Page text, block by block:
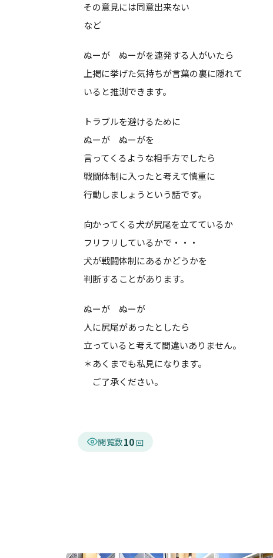
その意見には同意出来ない
など
ぬーが ぬーがを連発する人がいたら
上掲に挙げた気持ちが言葉の裏に隠れて
いると推測できます。
トラブルを避けるために
ぬーが ぬーがを
言ってくるような相手方でしたら
戦闘体制に入ったと考えて慎重に
行動しましょうという話です。
向かってくる犬が尻尾を立てているか
フリフリしているかで・・・
犬が戦闘体制にあるかどうかを
判断することがあります。
ぬーが ぬーが
人に尻尾があったとしたら
立っていると考えて間違いありません。
＊あくまでも私見になります。
ご了承ください。
閲覧数10